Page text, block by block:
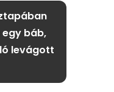
báb,
levágott